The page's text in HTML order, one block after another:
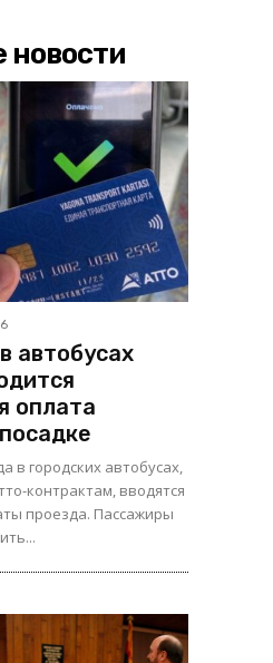
новости
автобусах
оплата
в городских автобусах,
контрактам, вводятся
проезда. Пассажиры